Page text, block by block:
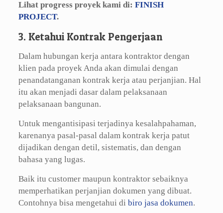
Lihat progress proyek kami di: FINISH
PROJECT.
3. Ketahui Kontrak Pengerjaan
Dalam hubungan kerja antara kontraktor dengan
klien pada proyek Anda akan dimulai dengan
penandatanganan kontrak kerja atau perjanjian. Hal
itu akan menjadi dasar dalam pelaksanaan
pelaksanaan bangunan.
Untuk mengantisipasi terjadinya kesalahpahaman,
karenanya pasal-pasal dalam kontrak kerja patut
dijadikan dengan detil, sistematis, dan dengan
bahasa yang lugas.
Baik itu customer maupun kontraktor sebaiknya
memperhatikan perjanjian dokumen yang dibuat.
Contohnya bisa mengetahui di biro jasa dokumen.